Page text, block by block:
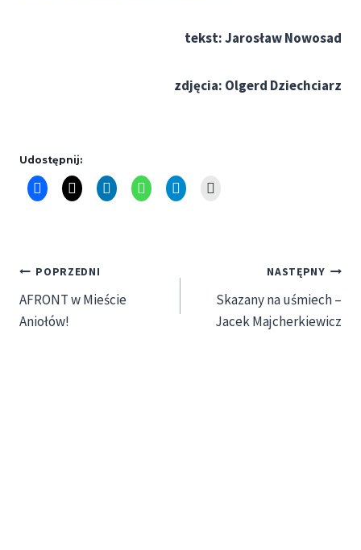
tekst: Jarosław Nowosad
zdjęcia: Olgerd Dziechciarz
Udostępnij:
Nawigacja
wpisu
POPRZEDNI
AFRONT w Mieście
Aniołów!
NASTĘPNY
Skazany na uśmiech –
Jacek Majcherkiewicz